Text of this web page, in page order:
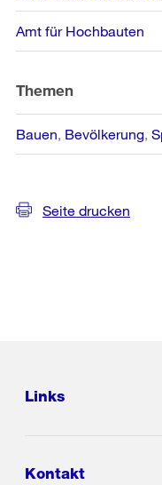
Amt für Hochbauten
Themen
Bauen Bevölkerung
Seite drucken
Links
Kontakt